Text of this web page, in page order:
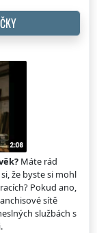
Máte rád
že byste si mohl
Pokud ano,
sítě
službách s